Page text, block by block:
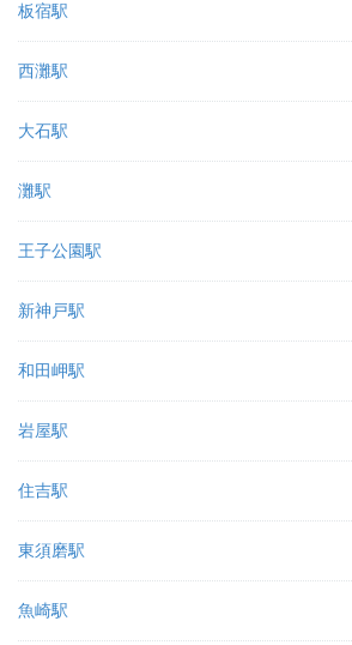
板宿駅
西灘駅
大石駅
灘駅
王子公園駅
新神戸駅
和田岬駅
岩屋駅
住吉駅
東須磨駅
魚崎駅